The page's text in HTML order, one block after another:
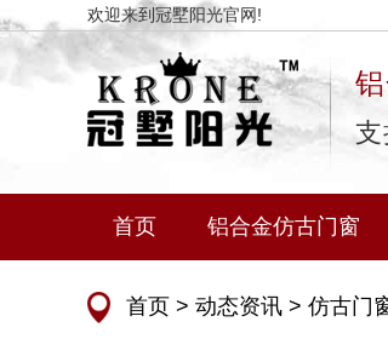
欢迎来到冠墅阳光官网!
支
首页 铝合金仿古门窗
首页 > 动态资讯 > 仿古门